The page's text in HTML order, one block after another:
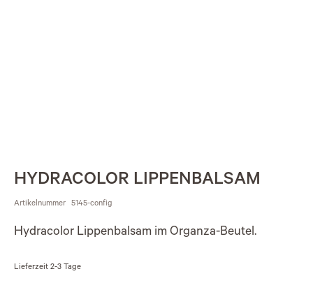
HYDRACOLOR LIPPENBALSAM
Artikelnummer 5145-config
Hydracolor Lippenbalsam im Organza-Beutel.
Lieferzeit 2-3 Tage